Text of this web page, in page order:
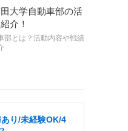
大学自動車部の活
介！
部とは？活動内容や戦績
り/未経験OK/4